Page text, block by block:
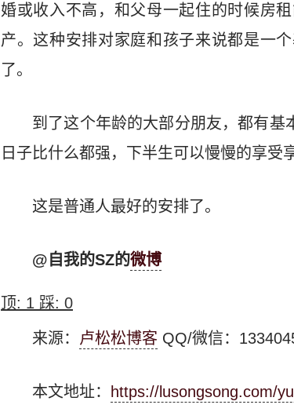
婚或收入不高，和父母一起住的时候房
产。这种安排对家庭和孩子来说都是一
了。
到了这个年龄的大部分朋友，都有
日子比什么都强，下半生可以慢慢的享受
这是普通人最好的安排了。
@自我的SZ的微博
顶: 1 踩: 0
来源： 卢松松博客 QQ/微信：
本文地址： https://lusongsong.com/